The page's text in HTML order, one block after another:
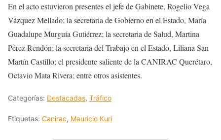
En el acto estuvieron presentes el jefe de Gabinete, Rogelio Vega
Vázquez Mellado; la secretaria de Gobierno en el Estado, María
Guadalupe Murguía Gutiérrez; la secretaria de Salud, Martina
Pérez Rendón; la secretaria del Trabajo en el Estado, Liliana San
Martín Castillo; el presidente saliente de la CANIRAC Querétaro,
Octavio Mata Rivera; entre otros asistentes.
Categorías: Destacadas, Tráfico
Etiquetas: Canirac, Mauricio Kuri